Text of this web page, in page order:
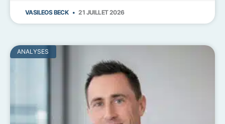
VASILEOS BECK 21 JUILLET 2026
ANALYSES